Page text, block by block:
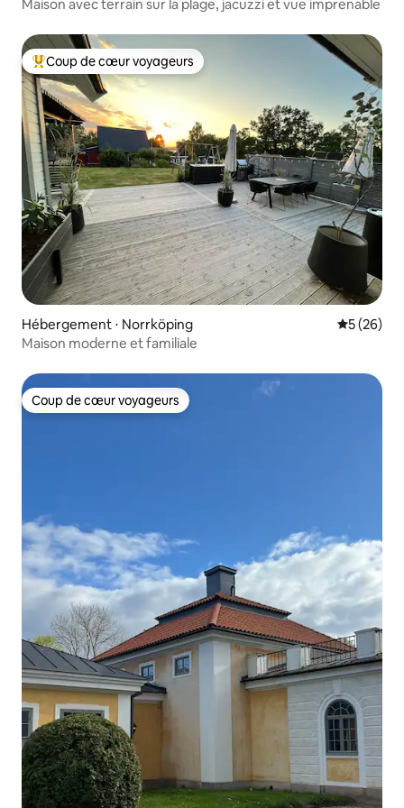
Maison avec terrain sur la plage, jacuzzi et vue imprenable
Coups de cœur voyageurs les plus appréciés
Coup de cœur voyageurs
Hébergement ⋅ Norrköping
5 (26)
Maison moderne et familiale
Coup de cœur voyageurs
Coup de cœur voyageurs